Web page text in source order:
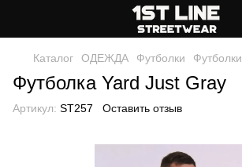
Каталог ОДЕЖДА Футболки Футболки
Футболка Yard Just Gray
Артикул: ST257 Оставить отзыв